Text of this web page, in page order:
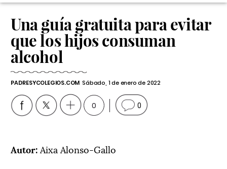
Una guía gratuita para evitar
que los hijos consuman
alcohol
PADRESYCOLEGIOS.COM Sábado, 1 de enero de 2022
0 0
Autor:Aixa Alonso-Gallo